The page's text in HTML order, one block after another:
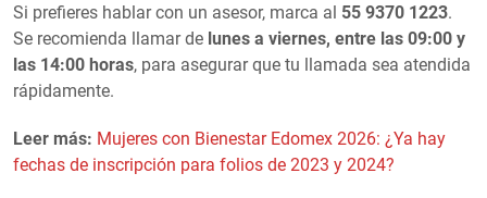
Si prefieres hablar con un asesor, marca al 55 9370 1223.
Se recomienda llamar de lunes a viernes, entre las 09:00 y
las 14:00 horas, para asegurar que tu llamada sea atendida
rápidamente.
Leer más: Mujeres con Bienestar Edomex 2026: ¿Ya hay
fechas de inscripción para folios de 2023 y 2024?